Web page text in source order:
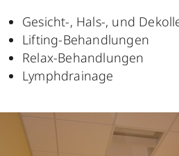
Gesicht-, Hals-, und
Lifting-Behandlungen
Relax-Behandlungen
Lymphdrainage